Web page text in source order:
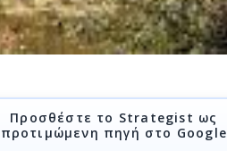
Προσθέστε το Strategist ως
προτιμώμενη πηγή στο Google